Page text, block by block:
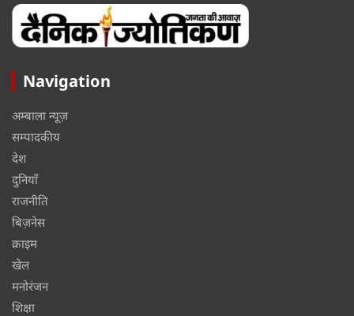
Navigation
अम्बाला न्यूज़
सम्पादकीय
देश
दुनियाँ
राजनीति
बिज़नेस
क्राइम
खेल
मनोरंजन
शिक्षा